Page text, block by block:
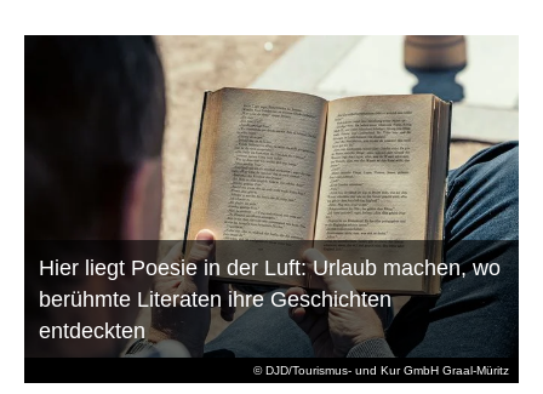
© DJD/Tourismus- und Kur GmbH Graal-Müritz
Hier liegt Poesie in der Luft: Urlaub machen, wo
berühmte Literaten ihre Geschichten
entdeckten